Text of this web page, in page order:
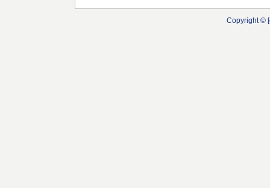
Copyright ©